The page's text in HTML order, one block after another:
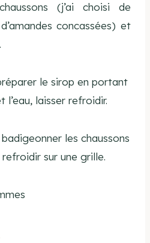
(j’ai choisi de
concassées) et
le sirop en portant
laisser refroidir.
les chaussons
sur une grille.